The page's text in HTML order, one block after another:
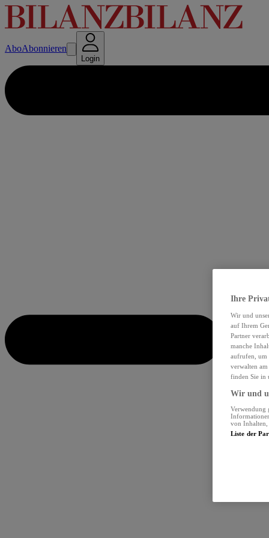
AboAbonnieren
Login
Ihre
Wir und
auf Ihrem
Partner
manche
aufrufen, um
verwalten
finden Sie in
Wir und
Verwendung
von Inhalten,
Liste der